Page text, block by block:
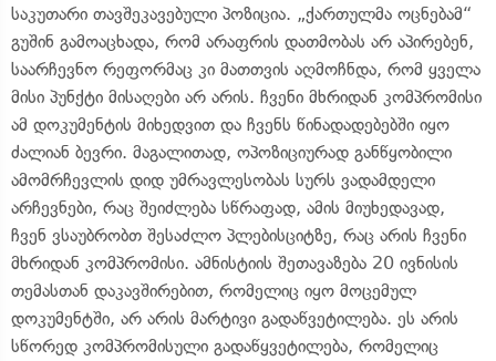
საკუთარი თავშეკავებული პოზიცია. „ქართულმა ოცნებამ“
გუშინ გამოაცხადა, რომ არაფრის დათმობას არ აპირებენ,
საარჩევნო რეფორმაც კი მათთვის აღმოჩნდა, რომ ყველა
მისი პუნქტი მისაღები არ არის. ჩვენი მხრიდან კომპრომისი
ამ დოკუმენტის მიხედვით და ჩვენს წინადადებებში იყო
ძალიან ბევრი. მაგალითად, ოპოზიციურად განწყობილი
ამომრჩევლის დიდ უმრავლესობას სურს ვადამდელი
არჩევნები, რაც შეიძლება სწრაფად, ამის მიუხედავად,
ჩვენ ვსაუბრობთ შესაძლო პლებისციტზე, რაც არის ჩვენი
მხრიდან კომპრომისი. ამნისტიის შეთავაზება 20 ივნისის
თემასთან დაკავშირებით, რომელიც იყო მოცემულ
დოკუმენტში, არ არის მარტივი გადაწვეტილება. ეს არის
სწორედ კომპრომისული გადაწყვეტილება, რომელიც